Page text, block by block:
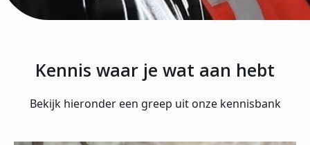
Kennis waar je wat aan hebt
Bekijk hieronder een greep uit onze kennisbank